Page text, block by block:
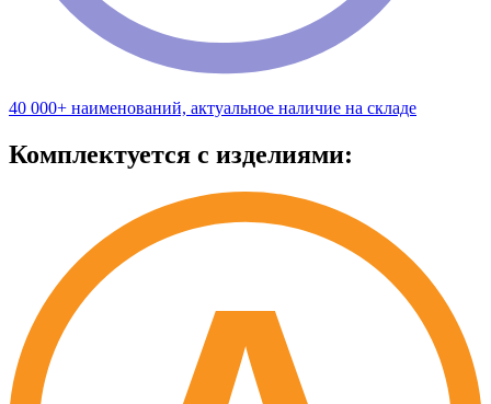
40 000+ наименований, актуальное наличие на складе
Комплектуется с изделиями: